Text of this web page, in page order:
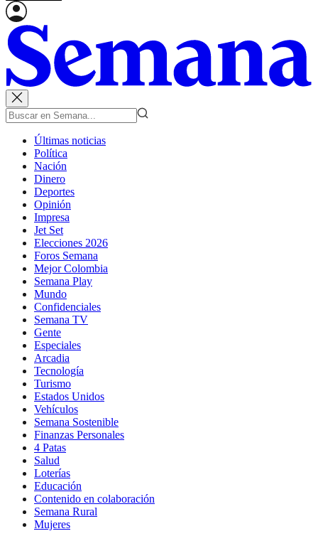
Últimas noticias
Política
Nación
Dinero
Deportes
Opinión
Impresa
Jet Set
Elecciones 2026
Foros Semana
Mejor Colombia
Semana Play
Mundo
Confidenciales
Semana TV
Gente
Especiales
Arcadia
Tecnología
Turismo
Estados Unidos
Vehículos
Semana Sostenible
Finanzas Personales
4 Patas
Salud
Loterías
Educación
Contenido en colaboración
Semana Rural
Mujeres